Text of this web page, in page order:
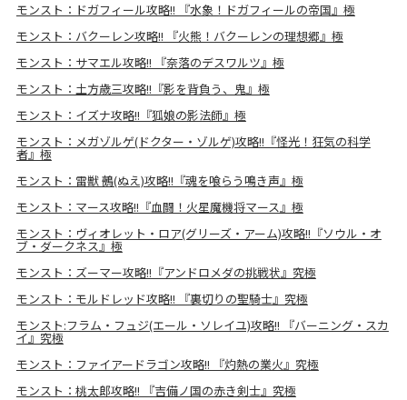
モンスト：ドガフィール攻略!! 『水象！ドガフィールの帝国』極
モンスト：バクーレン攻略!! 『火熊！バクーレンの理想郷』極
モンスト：サマエル攻略!! 『奈落のデスワルツ』極
モンスト：土方歳三攻略!!『影を背負う、鬼』極
モンスト：イズナ攻略!!『狐娘の影法師』極
モンスト：メガゾルゲ(ドクター・ゾルゲ)攻略!!『怪光！狂気の科学
者』極
モンスト：雷獣 鵺(ぬえ)攻略!!『魂を喰らう鳴き声』極
モンスト：マース攻略!!『血闘！火星魔機将マース』極
モンスト：ヴィオレット・ロア(グリーズ・アーム)攻略!!『ソウル・オ
ブ・ダークネス』極
モンスト：ズーマー攻略!!『アンドロメダの挑戦状』究極
モンスト：モルドレッド攻略!! 『裏切りの聖騎士』究極
モンスト:フラム・フュジ(エール・ソレイユ)攻略!! 『バーニング・スカ
イ』究極
モンスト：ファイアードラゴン攻略!! 『灼熱の業火』究極
モンスト：桃太郎攻略!! 『吉備ノ国の赤き剣士』究極